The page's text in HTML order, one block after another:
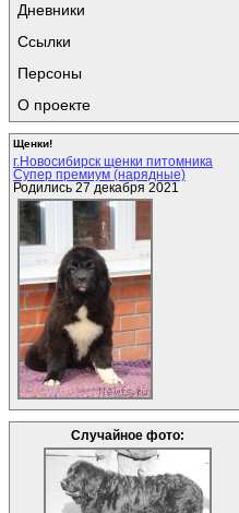
Дневники
Ссылки
Персоны
О проекте
Щенки!
г.Новосибирск щенки питомника
Супер премиум (нарядные)
Родились 27 декабря 2021
Случайное фото: